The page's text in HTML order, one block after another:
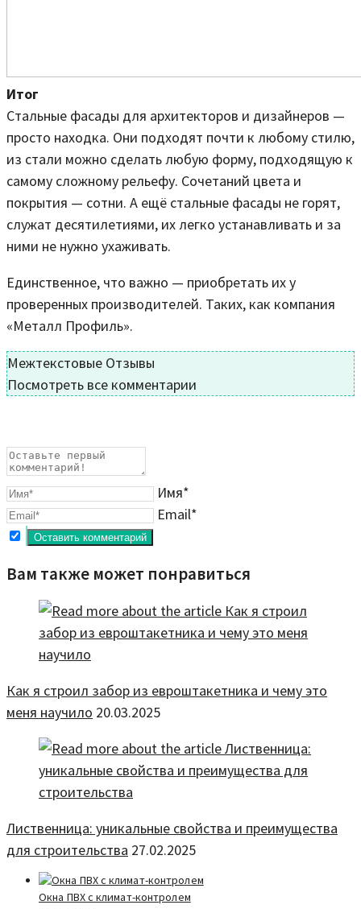
Итог
Стальные фасады для архитекторов и дизайнеров —
просто находка. Они подходят почти к любому стилю,
из стали можно сделать любую форму, подходящую к
самому сложному рельефу. Сочетаний цвета и
покрытия — сотни. А ещё стальные фасады не горят,
служат десятилетиями, их легко устанавливать и за
ними не нужно ухаживать.
Единственное, что важно — приобретать их у
проверенных производителей. Таких, как компания
«Металл Профиль».
Межтекстовые Отзывы
Посмотреть все комментарии
Имя*
Email*
Вам также может понравиться
Как я строил забор из евроштакетника и чему это
меня научило 20.03.2025
Лиственница: уникальные свойства и преимущества
для строительства 27.02.2025
Окна ПВХ с климат-контролем